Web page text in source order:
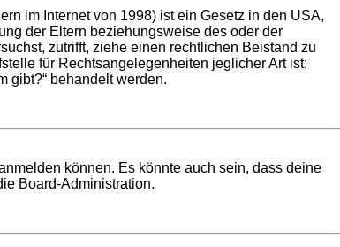
im Internet von 1998) ist ein Gesetz in den USA,
der Eltern beziehungsweise des oder der
zutrifft, ziehe einen rechtlichen Beistand zu
für Rechtsangelegenheiten jeglicher Art ist;
gibt?“ behandelt werden.
können. Es könnte auch sein, dass deine
Board-Administration.